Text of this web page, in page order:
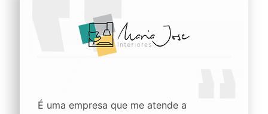
É uma empresa que me atende a